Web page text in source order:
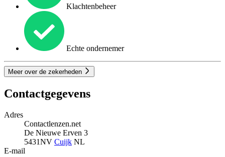
Klachtenbeheer
Echte ondernemer
Meer over de zekerheden
Contactgegevens
Adres
Contactlenzen.net
De Nieuwe Erven 3
5431NV Cuijk NL
E-mail